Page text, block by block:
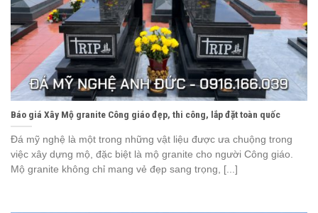
Báo giá Xây Mộ granite Công giáo đẹp, thi công, lắp đặt toàn quốc
Đá mỹ nghệ là một trong những vật liệu được ưa chuộng trong
việc xây dựng mộ, đặc biệt là mộ granite cho người Công giáo.
Mộ granite không chỉ mang vẻ đẹp sang trọng, [...]